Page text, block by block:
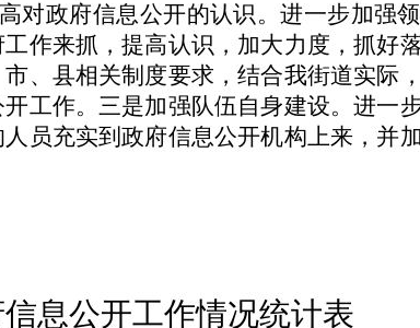
对政府信息公开的认识。进一步加强
作来抓，提高认识，加大力度，抓好
、县相关制度要求，结合我街道实际
工作。三是加强队伍自身建设。进一
员充实到政府信息公开机构上来，并
息公开工作情况统计表